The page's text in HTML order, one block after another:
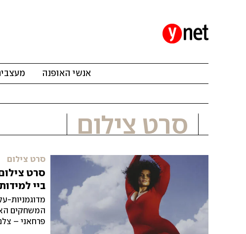
אנשי האופנה
סרט צילום
סרט צילום
סרט
ביי
מדוגמניות-
המשחקים
פרחאני –